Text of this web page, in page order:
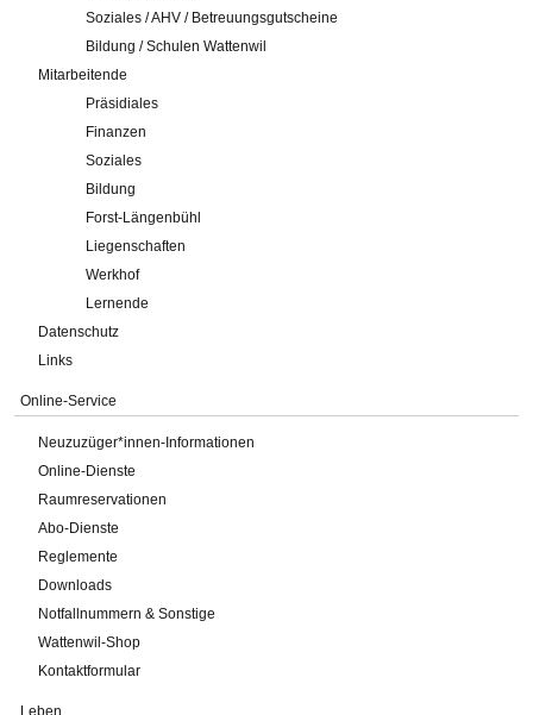
Soziales / AHV / Betreuungsgutscheine
Bildung / Schulen Wattenwil
Mitarbeitende
Präsidiales
Finanzen
Soziales
Bildung
Forst-Längenbühl
Liegenschaften
Werkhof
Lernende
Datenschutz
Links
Online-Service
Neuzuzüger*innen-Informationen
Online-Dienste
Raumreservationen
Abo-Dienste
Reglemente
Downloads
Notfallnummern & Sonstige
Wattenwil-Shop
Kontaktformular
Leben